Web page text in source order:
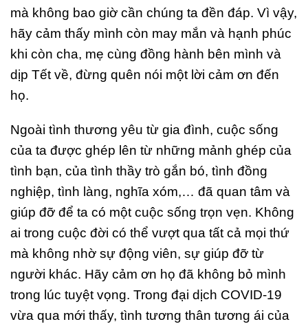
mà không bao giờ cần chúng ta đền đáp. Vì vậy,
hãy cảm thấy mình còn may mắn và hạnh phúc
khi còn cha, mẹ cùng đồng hành bên mình và
dịp Tết về, đừng quên nói một lời cảm ơn đến
họ.
Ngoài tình thương yêu từ gia đình, cuộc sống
của ta được ghép lên từ những mảnh ghép của
tình bạn, của tình thầy trò gắn bó, tình đồng
nghiệp, tình làng, nghĩa xóm,… đã quan tâm và
giúp đỡ để ta có một cuộc sống trọn vẹn. Không
ai trong cuộc đời có thể vượt qua tất cả mọi thứ
mà không nhờ sự động viên, sự giúp đỡ từ
người khác. Hãy cảm ơn họ đã không bỏ mình
trong lúc tuyệt vọng. Trong đại dịch COVID-19
vừa qua mới thấy, tình tương thân tương ái của